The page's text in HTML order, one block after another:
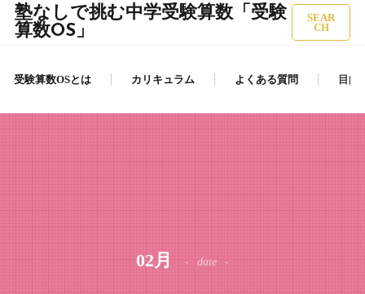
塾なしで挑む中学受験算数「受験
算数OS」
SEAR
CH
受験算数OSとは カリキュラム よくある質問 目的
02月 date